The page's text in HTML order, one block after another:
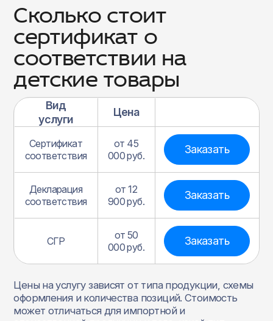
Сколько стоит
сертификат о
соответствии на
детские товары
Вид
услуги
Цена
Сертификат
соответствия
от 45
000 руб.
Заказать
Декларация
соответствия
от 12
900 руб.
Заказать
СГР
от 50
000 руб.
Заказать
Цены на услугу зависят от типа продукции, схемы
оформления и количества позиций. Стоимость
может отличаться для импортной и